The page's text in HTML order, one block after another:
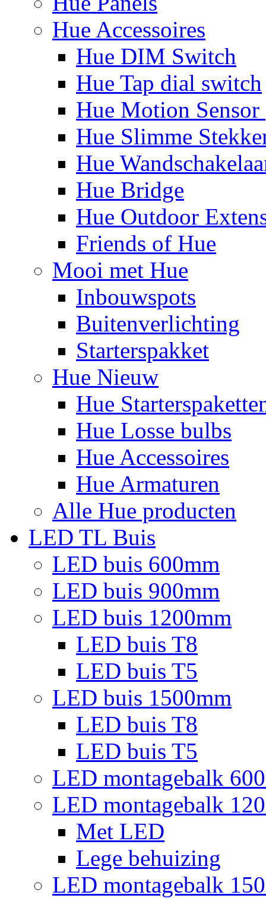
Hue Accessoires
Hue DIM Switch
Hue Tap dial switch
Hue Motion Sensor
Hue Slimme
Hue
Hue Bridge
Hue Outdoor
Friends of Hue
Mooi met Hue
Inbouwspots
Buitenverlichting
Starterspakket
Hue Nieuw
Hue
Hue Losse bulbs
Hue Accessoires
Hue Armaturen
Alle Hue producten
LED TL Buis
LED buis 600mm
LED buis 900mm
LED buis 1200mm
LED buis T8
LED buis T5
LED buis 1500mm
LED buis T8
LED buis T5
LED montagebalk
LED montagebalk
Met LED
Lege behuizing
LED montagebalk